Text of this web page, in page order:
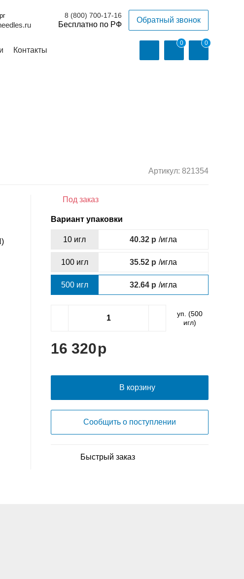
8 (800) 700-17-16
Обратный звонок
Контакты
0 0
Артикул: 821354
Под заказ
Вариант упаковки
10 игл 40.32 /игла
100 игл 35.52 /игла
500 игл 32.64 /игла
уп. (500
игл)
16 320
В корзину
Сообщить о поступлении
Быстрый заказ